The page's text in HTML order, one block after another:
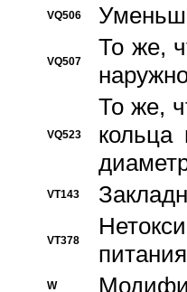
VQ506
VQ507
То же,
VQ523
То же,
VT143
VT378
W